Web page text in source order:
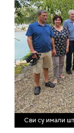
Сви су имали